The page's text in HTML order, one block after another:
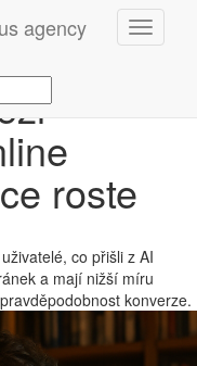
roste
co přišli z AI
a mají nižší míru
konverze.